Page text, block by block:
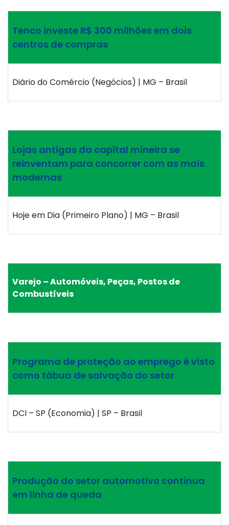
Tenco investe R$ 300 milhões em dois
centros de compras
Diário do Comércio (Negócios) | MG – Brasil
Lojas antigas da capital mineira se
reinventam para concorrer com as mais
modernas
Hoje em Dia (Primeiro Plano) | MG – Brasil
Varejo – Automóveis, Peças, Postos de
Combustíveis
Programa de proteção ao emprego é visto
como tábua de salvação do setor
DCI – SP (Economia) | SP – Brasil
Produção do setor automotivo continua
em linha de queda